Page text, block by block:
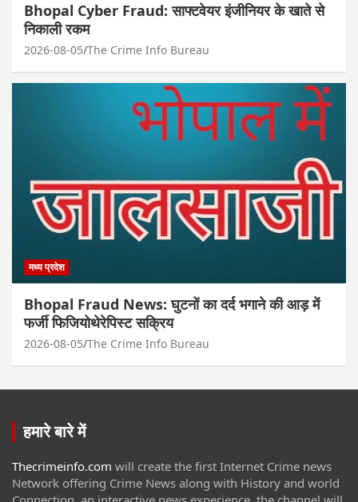
Bhopal Cyber Fraud: साफ्टवेयर इंजीनियर के खाते से
निकाली रकम
2026-08-05 The Crime Info Bureau
मध्य प्रदेश
Bhopal Fraud News: घुटनों का दर्द भगाने की आड़ में
फर्जी फिजियोथेरेपिस्ट सक्रिय
2026-08-05 The Crime Info Bureau
हमारे बारे में
Thecrimeinfo.com will create the first Internet Crime news
Network offering Crime News along with History and world